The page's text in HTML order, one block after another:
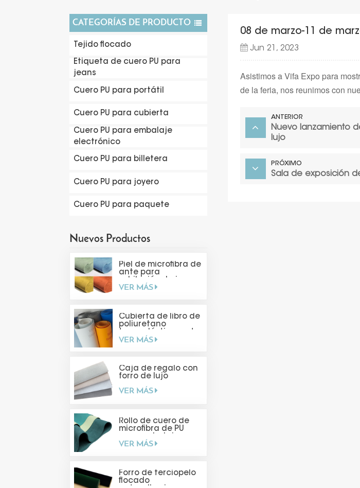
CATEGORÍAS DE PRODUCTO
Tejido flocado
Etiqueta de cuero PU para
jeans
Cuero PU para portátil
Cuero PU para cubierta
Cuero PU para embalaje
electrónico
Cuero PU para billetera
Cuero PU para joyero
Cuero PU para paquete
Nuevos Productos
Piel de microfibra de
ante para
VER MÁS
Cubierta de libro de
poliuretano
suave al tacto
VER MÁS
Caja de regalo con
forro de lujo
VER MÁS
Rollo de cuero de
microfibra de PU
VER MÁS
Forro de terciopelo
flocado
08 de marzo-11 de
Jun 21, 2023
Asistimos a Vifa Expo para
de la feria, nos reunimos con
ANTERIOR
Nuevo lanzamiento
lujo
PRÓXIMO
Sala de exposición